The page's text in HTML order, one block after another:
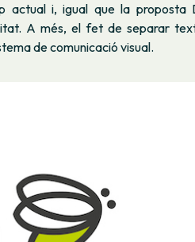
actual i, igual que la proposta
A més, el fet de separar
de comunicació visual.